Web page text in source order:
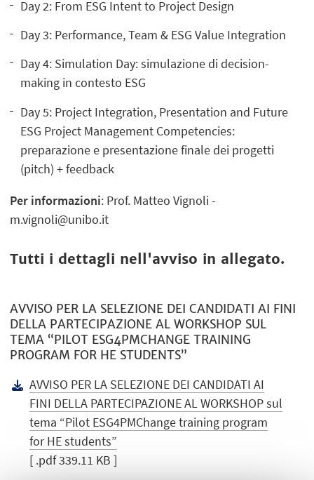
Day 2: From ESG Intent to Project Design
Day 3: Performance, Team & ESG Value Integration
Day 4: Simulation Day: simulazione di decision-
making in contesto ESG
Day 5: Project Integration, Presentation and Future
ESG Project Management Competencies:
preparazione e presentazione finale dei progetti
(pitch) + feedback
Per informazioni: Prof. Matteo Vignoli -
m.vignoli@unibo.it
Tutti i dettagli nell'avviso in allegato.
AVVISO PER LA SELEZIONE DEI CANDIDATI AI FINI
DELLA PARTECIPAZIONE AL WORKSHOP SUL
TEMA “PILOT ESG4PMCHANGE TRAINING
PROGRAM FOR HE STUDENTS”
AVVISO PER LA SELEZIONE DEI CANDIDATI AI
FINI DELLA PARTECIPAZIONE AL WORKSHOP sul
tema “Pilot ESG4PMChange training program
for HE students”
[ .pdf 339.11 KB ]